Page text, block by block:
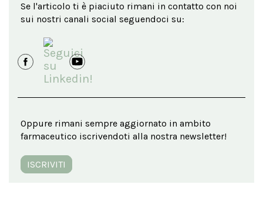
Se l'articolo ti è piaciuto rimani in contatto con noi
sui nostri canali social seguendoci su:
Oppure rimani sempre aggiornato in ambito
farmaceutico iscrivendoti alla nostra newsletter!
ISCRIVITI